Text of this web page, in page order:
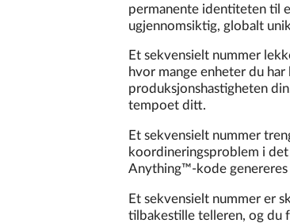
permanente identiteten til
ugjennomsiktig, globalt
Et sekvensielt nummer
hvor mange enheter du
produksjonshastigheten
tempoet ditt.
Et sekvensielt nummer
koordineringsproblem i
Anything™-kode
Et sekvensielt nummer er
tilbakestille telleren, og du